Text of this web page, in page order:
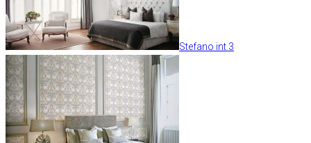
Stefano int 3